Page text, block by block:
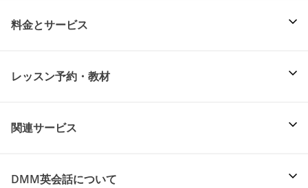
料金とサービス
レッスン予約・教材
関連サービス
DMM英会話について